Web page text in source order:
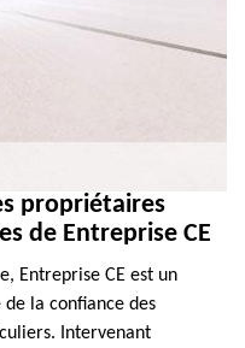
propriétaires
de Entreprise CE
Entreprise CE est un
la confiance des
Intervenant